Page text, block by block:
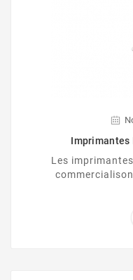
Imprimantes
Les